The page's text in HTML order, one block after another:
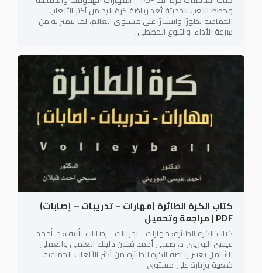
وخطط اللعب الحديثة تُعد رياضة كرة اليد من أكثر الألعاب
الجماعية تطورًا وانتشارًا على مستوى العالم، لما تتميز به من
سرعة الأداء، والتنوع الخططي،
كتاب الكرة الطائرة (مهارات – تدريبات – إصابات)
PDF | مراجعة وتحميل
كتاب الكرة الطائرة: مهارات - تدريبات - إصابات تأليف: د. أحمد
عيسى البوريني د. صبحي أحمد قبلان دليلك العلمي والعملي
الشامل تعتبر رياضة الكرة الطائرة من أكثر الألعاب الجماعية
شعبية وإثارة على مستوى